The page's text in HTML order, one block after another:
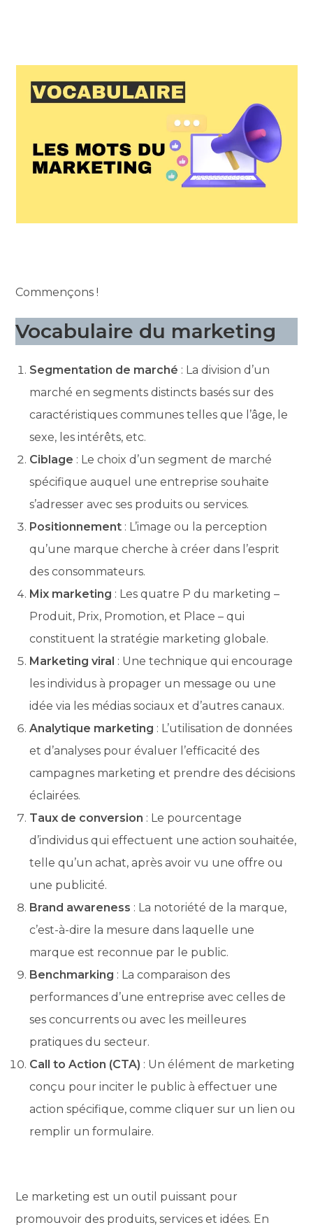
Commençons !
Vocabulaire du marketing
Segmentation de marché : La division d’un
marché en segments distincts basés sur des
caractéristiques communes telles que l’âge, le
sexe, les intérêts, etc.
Ciblage : Le choix d’un segment de marché
spécifique auquel une entreprise souhaite
s’adresser avec ses produits ou services.
Positionnement : L’image ou la perception
qu’une marque cherche à créer dans l’esprit
des consommateurs.
Mix marketing : Les quatre P du marketing –
Produit, Prix, Promotion, et Place – qui
constituent la stratégie marketing globale.
Marketing viral : Une technique qui encourage
les individus à propager un message ou une
idée via les médias sociaux et d’autres canaux.
Analytique marketing : L’utilisation de données
et d’analyses pour évaluer l’efficacité des
campagnes marketing et prendre des décisions
éclairées.
Taux de conversion : Le pourcentage
d’individus qui effectuent une action souhaitée,
telle qu’un achat, après avoir vu une offre ou
une publicité.
Brand awareness : La notoriété de la marque,
c’est-à-dire la mesure dans laquelle une
marque est reconnue par le public.
Benchmarking : La comparaison des
performances d’une entreprise avec celles de
ses concurrents ou avec les meilleures
pratiques du secteur.
Call to Action (CTA) : Un élément de marketing
conçu pour inciter le public à effectuer une
action spécifique, comme cliquer sur un lien ou
remplir un formulaire.
Le marketing est un outil puissant pour
promouvoir des produits, services et idées. En